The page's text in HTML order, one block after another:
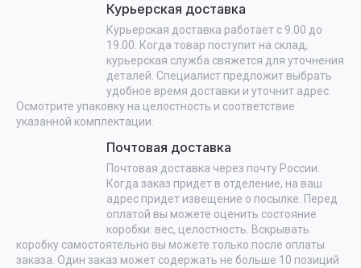
Курьерская доставка
Курьерская доставка работает с 9.00 до
19.00. Когда товар поступит на склад,
курьерская служба свяжется для уточнения
деталей. Специалист предложит выбрать
удобное время доставки и уточнит адрес.
Осмотрите упаковку на целостность и соответствие
указанной комплектации.
Почтовая доставка
Почтовая доставка через почту России.
Когда заказ придет в отделение, на ваш
адрес придет извещение о посылке. Перед
оплатой вы можете оценить состояние
коробки: вес, целостность. Вскрывать
коробку самостоятельно вы можете только после оплаты
заказа. Один заказ может содержать не больше 10 позиций